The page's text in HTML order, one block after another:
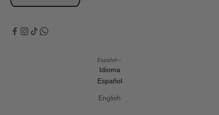
Español
Idioma
Español
English